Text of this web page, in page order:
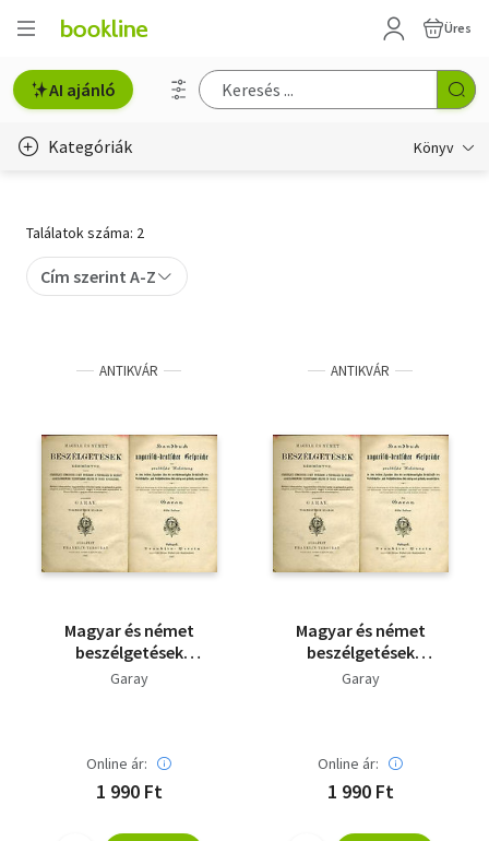
Üres
AI ajánló
Kategóriák Könyv
Gyermek- és ifjúsági
Művészet
Szakkönyv
Szótár, nyelvkönyv
Tankönyv, segédkönyv
Társadalomtudomány
Természettudomány
Találatok száma: 2
Cím szerint A-Z
ANTIKVÁR
Magyar és német
beszélgetések
kézikönyve
Garay
Online ár:
1 990 Ft
ANTIKVÁR
Magyar és német
beszélgetések
kézikönyve - 1861-es
Garay
Online ár:
1 990 Ft